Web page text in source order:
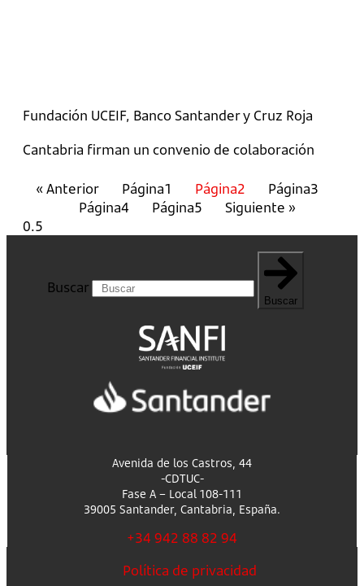
Fundación UCEIF, Banco Santander y Cruz Roja
Cantabria firman un convenio de colaboración
« Anterior Página1 Página2 Página3
Página4 Página5 Siguiente »
Buscar
Buscar
Avenida de los Castros, 44
-CDTUC-
Fase A – Local 108-111
39005 Santander, Cantabria, España.
+34 942 88 82 94
Política de privacidad